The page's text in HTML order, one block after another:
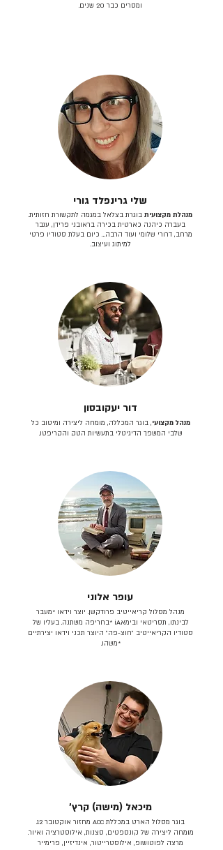
ומסרים כבר 20 שנים.
שלי גרינפלד גורי
מנהלת מקצועית בוגרת בצלאל במגמה לתקשורת חזותית.
בעברה כיהנה כארטית בכירה בראובני פרידן, ענבר
מרחב, דרורי שלומי ועוד הרבה… כיום בעלת סטודיו פרטי
למיתוג ועיצוב.
דור יעקובסון
מנהל מקצועי, בוגר המכללה, מומחה ליצירה ומיטוב כל
שלבי המשפך הדיגיטלי בתעשיות הטק והקריפטו.
עופר אלוני
מנהל מסלול קריאייטיב פרודקשן. יוצר וידאו *מעבר
לבינתו, תסריטאי וב​ימאiA‎ *בחריפה משתנה. בעליו של
סטודיו הקריאייטיב ״חוצ-פה״ היוצר תכני וידאו יצירתיים
*משהו.
מיכאל (מישה) קרץ׳
בוגר מסלול הארט במכללת ACC מחזור אוקטובר 12.
מומחה ליצירה של קונספטים, סצנות, אילוסטרציה ואיור.
מרצה לפוטושופ, אילוסטרייטור, אינדיזיין, פרימייר